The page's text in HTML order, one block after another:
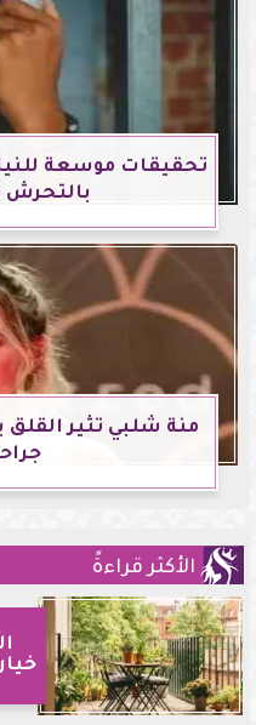
تحقيقات موسعة
بالتحرش
منة شلبي تثير
الأكثر قراءةً